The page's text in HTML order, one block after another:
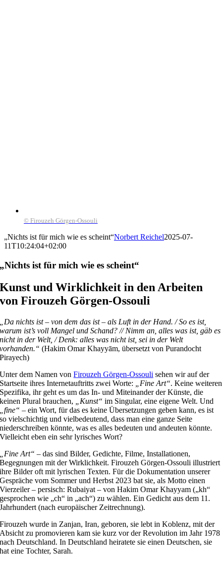
© Firouzeh Görgen-Ossouli
„Nichts ist für mich wie es scheint“Norbert Reichel2025-07-
11T10:24:04+02:00
„Nichts ist für mich wie es scheint“
Kunst und Wirklichkeit in den Arbeiten
von Firouzeh Görgen-Ossouli
„Da nichts ist – von dem das ist – als Luft in der Hand. / So es ist,
warum ist’s voll Mangel und Schand? // Nimm an, alles was ist, gäb es
nicht in der Welt, / Denk: alles was nicht ist, sei in der Welt
vorhanden.“(Hakim Omar Khayyām, übersetzt von Purandocht
Pirayech)
Unter dem Namen vonFirouzeh Görgen-Ossouli sehen wir auf der
Startseite ihres Internetauftritts zwei Worte:
„Fine Art“. Keine weiteren
Spezifika, ihr geht es um das In- und Miteinander der Künste, die
keinen Plural brauchen,
„Kunst“ im Singular, eine eigene Welt. Und
„fine“ – ein Wort, für das es keine Übersetzungen geben kann, es ist
so vielschichtig und vielbedeutend, dass man eine ganze Seite
niederschreiben könnte, was es alles bedeuten und andeuten könnte.
Vielleicht eben ein sehr lyrisches Wort?
„Fine Art“ – das sind Bilder, Gedichte, Filme, Installationen,
Begegnungen mit der Wirklichkeit. Firouzeh Görgen-Ossouli illustriert
ihre Bilder oft mit lyrischen Texten. Für die Dokumentation unserer
Gespräche vom Sommer und Herbst 2023 bat sie, als Motto einen
Vierzeiler – persisch: Rubaiyat – von Hakim Omar Khayyam („kh“
gesprochen wie „ch“ in „ach“) zu wählen. Ein Gedicht aus dem 11.
Jahrhundert (nach europäischer Zeitrechnung).
Firouzeh wurde in Zanjan, Iran, geboren, sie lebt in Koblenz, mit der
Absicht zu promovieren kam sie kurz vor der Revolution im Jahr 1978
nach Deutschland. In Deutschland heiratete sie einen Deutschen, sie
hat eine Tochter, Sarah.